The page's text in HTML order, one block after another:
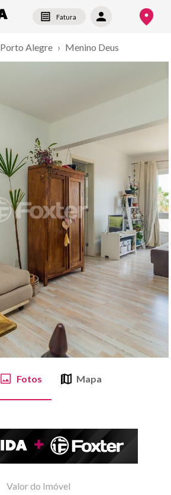
Fatura
Porto Alegre › Menino Deus
Fotos Mapa
Valor do Imóvel